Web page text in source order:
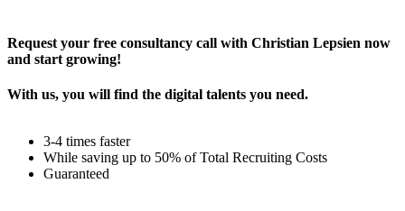
Request your free consultancy call with Christian Lepsien now
and start growing!
With us, you will find the digital talents you need.
3-4 times faster
While saving up to 50% of Total Recruiting Costs
Guaranteed